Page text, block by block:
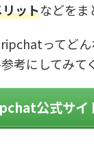
ットなどをま
ってど
考にしてみて
公式サイ